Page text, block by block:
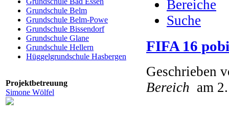
Grundschule Belm
Grundschule Belm-Powe
Grundschule Bissendorf
Grundschule Glane
Grundschule Hellern
Hüggelgrundschule Hasbergen
Projektbetreuung
Simone Wölfel
Bereiche
Suche
FIFA 16
Geschrieben
Bereich am